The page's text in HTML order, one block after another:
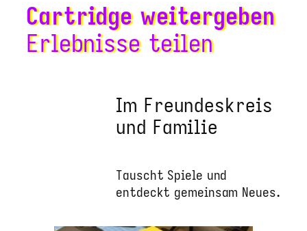
Cartridge weitergeben
Erlebnisse teilen
Im Freundeskreis
und Familie
Tauscht Spiele und
entdeckt gemeinsam Neues.